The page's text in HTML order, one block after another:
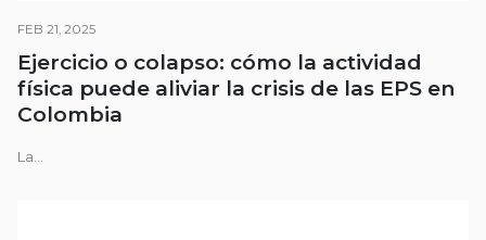
FEB 21, 2025
Ejercicio o colapso: cómo la actividad
física puede aliviar la crisis de las EPS en
Colombia
La...